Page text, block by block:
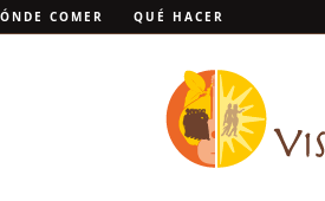
COMER QUÉ HACER